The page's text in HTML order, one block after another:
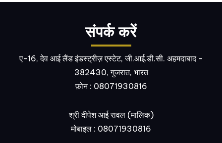
संपर्क करें
ए-16, देव आई लैंड इंडस्ट्रीज़ एस्टेट, जी.आई.डी.सी. अहमदाबाद -
382430, गुजरात, भारत
फ़ोन : 08071930816
श्री दीपेश आई रावल(मालिक)
मोबाइल : 08071930816